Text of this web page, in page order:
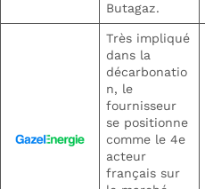
Butagaz.
Très impliqué
dans la
décarbonatio
n, le
fournisseur
se positionne
comme le 4e
acteur
français sur